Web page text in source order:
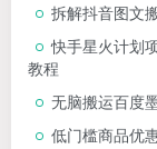
拆解抖音图文
快手星火计划
教程
无脑搬运百度
低门槛商品优